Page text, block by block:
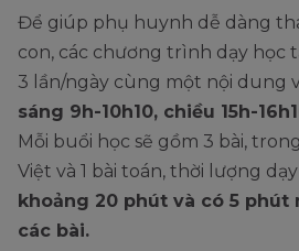
Để giúp phụ huynh dễ dàng
con, các chương trình dạy học
3 lần/ngày cùng một nội dung
sáng 9h-10h10, chiều 15h-
Mỗi buổi học sẽ gồm 3 bài,
Việt và 1 bài toán, thời lượng
khoảng 20 phút và có 5 phút
các bài.